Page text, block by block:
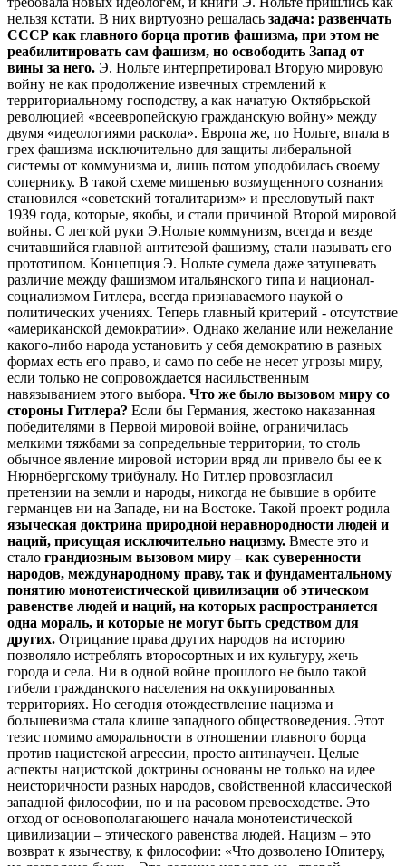
нельзя кстати. В них виртуозно решалась задача: развенчать
СССР как главного борца против фашизма, при этом не
реабилитировать сам фашизм, но освободить Запад от
вины за него. Э. Нольте интерпретировал Вторую мировую
войну не как продолжение извечных стремлений к
территориальному господству, а как начатую Октябрьской
революцией «всеевропейскую гражданскую войну» между
двумя «идеологиями раскола». Европа же, по Нольте, впала в
грех фашизма исключительно для защиты либеральной
системы от коммунизма и, лишь потом уподобилась своему
сопернику. В такой схеме мишенью возмущенного сознания
становился «советский тоталитаризм» и пресловутый пакт
1939 года, которые, якобы, и стали причиной Второй мировой
войны. С легкой руки Э.Нольте коммунизм, всегда и везде
считавшийся главной антитезой фашизму, стали называть его
прототипом. Концепция Э. Нольте сумела даже затушевать
различие между фашизмом итальянского типа и национал-
социализмом Гитлера, всегда признаваемого наукой о
политических учениях. Теперь главный критерий - отсутствие
«американской демократии». Однако желание или нежелание
какого-либо народа установить у себя демократию в разных
формах есть его право, и само по себе не несет угрозы миру,
если только не сопровождается насильственным
навязыванием этого выбора. Что же было вызовом миру со
стороны Гитлера? Если бы Германия, жестоко наказанная
победителями в Первой мировой войне, ограничилась
мелкими тяжбами за сопредельные территории, то столь
обычное явление мировой истории вряд ли привело бы ее к
Нюрнбергскому трибуналу. Но Гитлер провозгласил
претензии на земли и народы, никогда не бывшие в орбите
германцев ни на Западе, ни на Востоке. Такой проект родила
языческая доктрина природной неравнородности людей и
наций, присущая исключительно нацизму. Вместе это и
стало грандиозным вызовом миру – как суверенности
народов, международному праву, так и фундаментальному
понятию монотеистической цивилизации об этическом
равенстве людей и наций, на которых распространяется
одна мораль, и которые не могут быть средством для
других. Отрицание права других народов на историю
позволяло истреблять второсортных и их культуру, жечь
города и села. Ни в одной войне прошлого не было такой
гибели гражданского населения на оккупированных
территориях. Но сегодня отождествление нацизма и
большевизма стала клише западного обществоведения. Этот
тезис помимо аморальности в отношении главного борца
против нацистской агрессии, просто антинаучен. Целые
аспекты нацистской доктрины основаны не только на идее
неисторичности разных народов, свойственной классической
западной философии, но и на расовом превосходстве. Это
отход от основополагающего начала монотеистической
цивилизации – этического равенства людей. Нацизм – это
возврат к язычеству, к философии: «Что дозволено Юпитеру,